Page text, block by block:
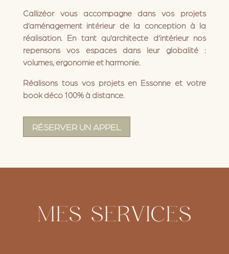
Callizéor vous accompagne dans vos projets
d’aménagement intérieur de la conception à la
réalisation. En tant qu’architecte d’intérieur nos
repensons vos espaces dans leur globalité :
volumes, ergonomie et harmonie.
Réalisons tous vos projets en Essonne et votre
book déco 100% à distance.
RÉSERVER UN APPEL
MES SERVICES